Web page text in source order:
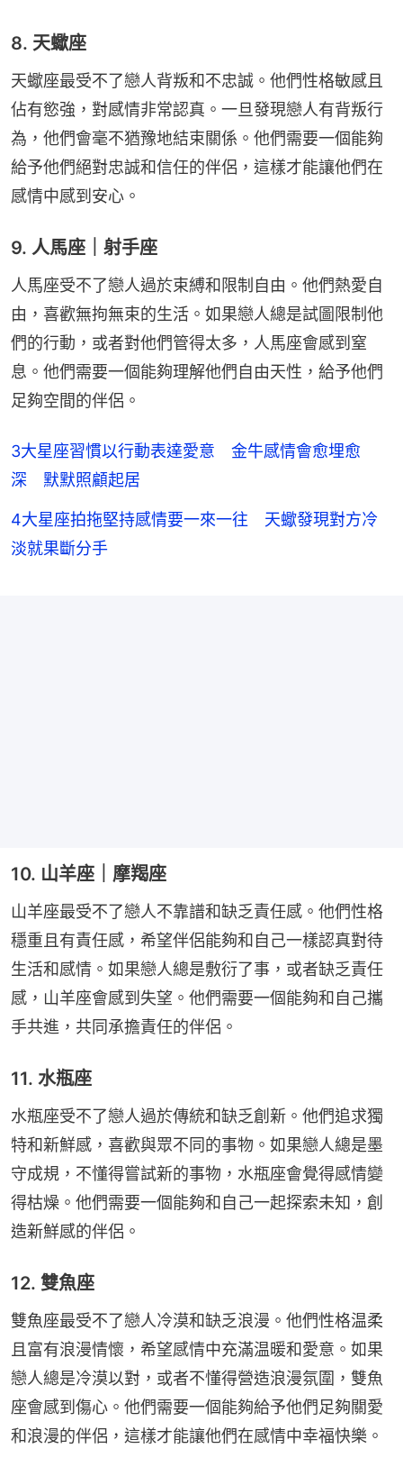
8. 天蠍座
天蠍座最受不了戀人背叛和不忠誠。他們性格敏感且
佔有慾強，對感情非常認真。一旦發現戀人有背叛行
為，他們會毫不猶豫地結束關係。他們需要一個能夠
給予他們絕對忠誠和信任的伴侶，這樣才能讓他們在
感情中感到安心。
9. 人馬座｜射手座
人馬座受不了戀人過於束縛和限制自由。他們熱愛自
由，喜歡無拘無束的生活。如果戀人總是試圖限制他
們的行動，或者對他們管得太多，人馬座會感到窒
息。他們需要一個能夠理解他們自由天性，給予他們
足夠空間的伴侶。
3大星座習慣以行動表達愛意 金牛感情會愈埋愈
深 默默照顧起居
4大星座拍拖堅持感情要一來一往 天蠍發現對方冷
淡就果斷分手
10. 山羊座｜摩羯座
山羊座最受不了戀人不靠譜和缺乏責任感。他們性格
穩重且有責任感，希望伴侶能夠和自己一樣認真對待
生活和感情。如果戀人總是敷衍了事，或者缺乏責任
感，山羊座會感到失望。他們需要一個能夠和自己攜
手共進，共同承擔責任的伴侶。
11. 水瓶座
水瓶座受不了戀人過於傳統和缺乏創新。他們追求獨
特和新鮮感，喜歡與眾不同的事物。如果戀人總是墨
守成規，不懂得嘗試新的事物，水瓶座會覺得感情變
得枯燥。他們需要一個能夠和自己一起探索未知，創
造新鮮感的伴侶。
12. 雙魚座
雙魚座最受不了戀人冷漠和缺乏浪漫。他們性格温柔
且富有浪漫情懷，希望感情中充滿温暖和愛意。如果
戀人總是冷漠以對，或者不懂得營造浪漫氛圍，雙魚
座會感到傷心。他們需要一個能夠給予他們足夠關愛
和浪漫的伴侶，這樣才能讓他們在感情中幸福快樂。